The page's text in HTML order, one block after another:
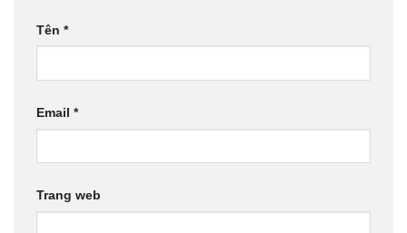
Tên *
Email *
Trang web